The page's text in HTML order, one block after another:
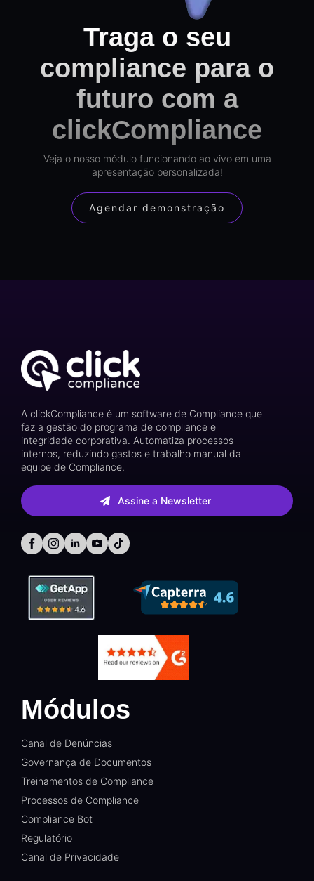
Traga o seu
compliance para o
futuro com a
clickCompliance
Veja o nosso módulo funcionando ao vivo em uma
apresentação personalizada!
Agendar demonstração
A clickCompliance é um software de Compliance que
faz a gestão do programa de compliance e
integridade corporativa. Automatiza processos
internos, reduzindo gastos e trabalho manual da
equipe de Compliance.
Assine a Newsletter
Módulos
Canal de Denúncias
Governança de Documentos
Treinamentos de Compliance
Processos de Compliance
Compliance Bot
Regulatório
Canal de Privacidade